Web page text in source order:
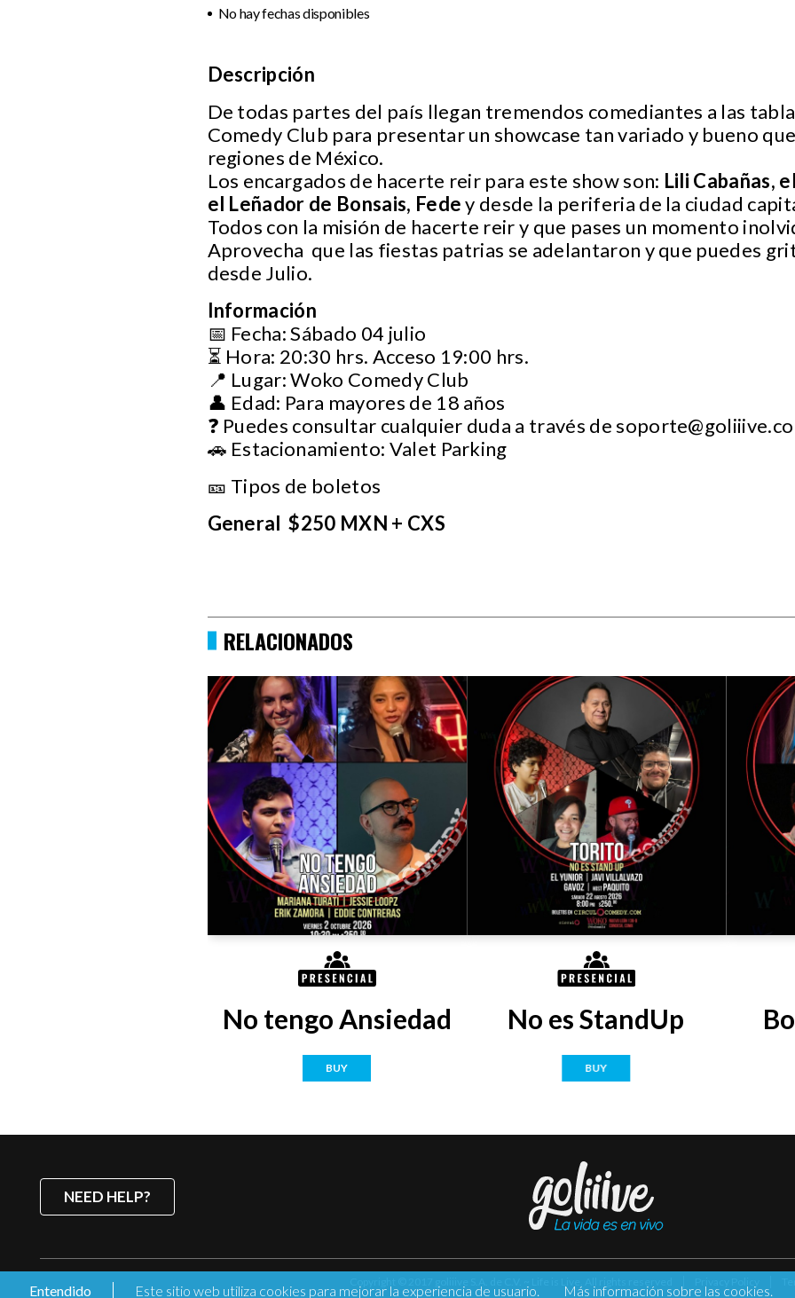
No hay fechas disponibles
Descripción
De todas partes del país llegan tremendos comediantes a las
Comedy Club para presentar un showcase tan variado y bueno
regiones de México.
Los encargados de hacerte reir para este show son: Lili Cabañas,
el Leñador de Bonsais, Fedey desde la periferia de la ciudad
Todos con la misión de hacerte reir y que pases un momento
Aprovecha que las fiestas patrias se adelantaron y que puedes
desde Julio.
Información
📅 Fecha: Sábado 04 julio
⏳ Hora: 20:30 hrs. Acceso 19:00 hrs.
📍 Lugar: Woko Comedy Club
👤 Edad: Para mayores de 18 años
❓ Puedes consultar cualquier duda a través de
🚗 Estacionamiento: Valet Parking
🎫 Tipos de boletos
General $250 MXN + CXS
RELACIONADOS
No tengo Ansiedad
BUY
No es StandUp
BUY
NEED HELP?
Entendido Este sitio web utiliza cookies para mejorar la experiencia de usuario. Más información sobre las cookies.